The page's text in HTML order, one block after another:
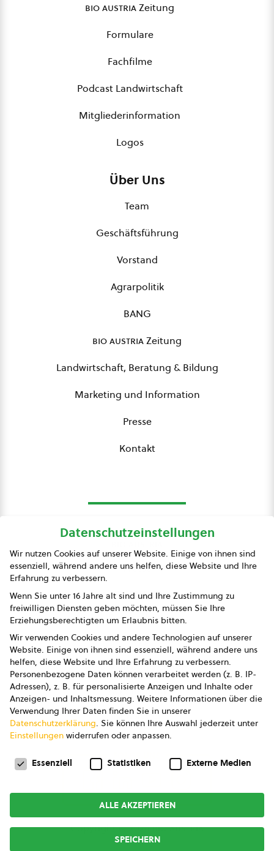
bio austriaZeitung
Formulare
Fachfilme
Podcast Landwirtschaft
Mitgliederinformation
Logos
Über Uns
Team
Geschäftsführung
Vorstand
Agrarpolitik
BANG
bio austriaZeitung
Landwirtschaft, Beratung & Bildung
Marketing und Information
Presse
Kontakt
Presse
Impressum
Datenschutz
AGB
AGB Marketing GmbH
AGB Bildung
Newsletter
Copyright © 2026bio austria
Datenschutzeinstellungen
Wir nutzen Cookies auf unserer Website. Einige von ihnen sind
essenziell, während andere uns helfen, diese Website und Ihre
Erfahrung zu verbessern.
Wenn Sie unter 16 Jahre alt sind und Ihre Zustimmung zu
freiwilligen Diensten geben möchten, müssen Sie Ihre
Erziehungsberechtigten um Erlaubnis bitten.
Wir verwenden Cookies und andere Technologien auf unserer
Website. Einige von ihnen sind essenziell, während andere uns
helfen, diese Website und Ihre Erfahrung zu verbessern.
Personenbezogene Daten können verarbeitet werden (z. B. IP-
Adressen), z. B. für personalisierte Anzeigen und Inhalte oder
Anzeigen- und Inhaltsmessung. Weitere Informationen über die
Verwendung Ihrer Daten finden Sie in unserer
Datenschutzerklärung. Sie können Ihre Auswahl jederzeit unter
Einstellungen widerrufen oder anpassen.
Datenschutzeinstellungen
Essenziell Statistiken Externe Medien
ALLE AKZEPTIEREN
SPEICHERN